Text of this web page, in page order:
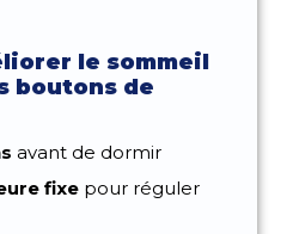
le sommeil
boutons de
avant de dormir
fixe pour réguler